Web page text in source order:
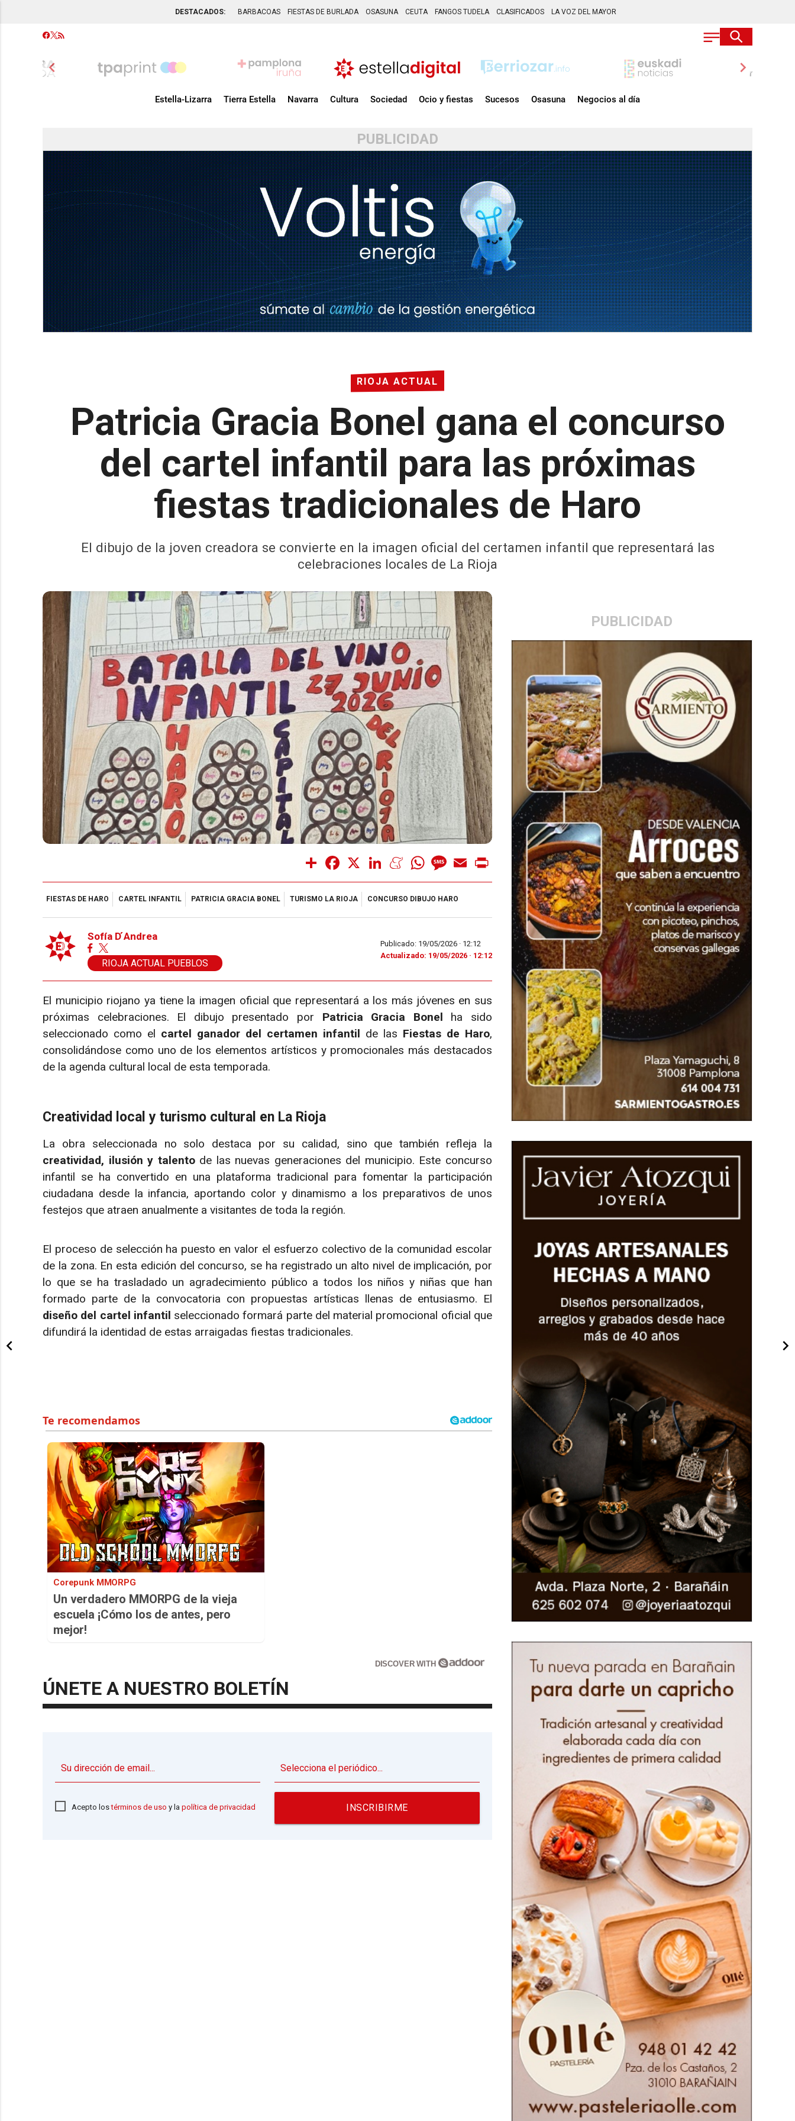
DESTACADOS: BARBACOAS FIESTAS DE BURLADA OSASUNA CEUTA FANGOS TUDELA CLASIFICADOS LA VOZ DEL MAYOR
chevron_left chevron_right
Estella-Lizarra Tierra Estella Navarra Cultura Sociedad Ocio y fiestas Sucesos Osasuna Negocios al día
PUBLICIDAD
RIOJA ACTUAL
Patricia Gracia Bonel gana el concurso
del cartel infantil para las próximas
fiestas tradicionales de Haro
El dibujo de la joven creadora se convierte en la imagen oficial del certamen infantil que representará las
celebraciones locales de La Rioja
PUBLICIDAD
Share Facebook LinkedInMeneameWhatsAppMessage
Email
FIESTAS DE HARO CARTEL INFANTIL PATRICIA GRACIA BONEL TURISMO LA RIOJA CONCURSO DIBUJO HARO
Sofía D ́Andrea
RIOJA ACTUAL PUEBLOS
Publicado: 19/05/2026 · 12:12
Actualizado: 19/05/2026 · 12:12
El municipio riojano ya tiene la imagen oficial que representará a los más jóvenes en sus
próximas celebraciones. El dibujo presentado por Patricia Gracia Bonel ha sido
seleccionado como el cartel ganador del certamen infantil de las Fiestas de Haro,
consolidándose como uno de los elementos artísticos y promocionales más destacados
de la agenda cultural local de esta temporada.
Creatividad local y turismo cultural en La Rioja
La obra seleccionada no solo destaca por su calidad, sino que también refleja la
creatividad, ilusión y talentode las nuevas generaciones del municipio. Este concurso
infantil se ha convertido en una plataforma tradicional para fomentar la participación
ciudadana desde la infancia, aportando color y dinamismo a los preparativos de unos
festejos que atraen anualmente a visitantes de toda la región.
El proceso de selección ha puesto en valor el esfuerzo colectivo de la comunidad escolar
de la zona. En esta edición del concurso, se ha registrado un alto nivel de implicación, por
lo que se ha trasladado un agradecimiento público a todos los niños y niñas que han
formado parte de la convocatoria con propuestas artísticas llenas de entusiasmo. El
diseño del cartel infantil seleccionado formará parte del material promocional oficial que
difundirá la identidad de estas arraigadas fiestas tradicionales.
Corepunk MMORPG
Un verdadero MMORPG de la vieja
escuela ¡Cómo los de antes, pero
mejor!
DISCOVER WITH
ÚNETE A NUESTRO BOLETÍN
Acepto lostérminos de uso y la política de privacidad INSCRIBIRME